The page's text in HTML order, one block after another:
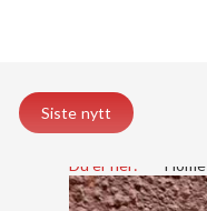
Siste nytt
Du er her: Home